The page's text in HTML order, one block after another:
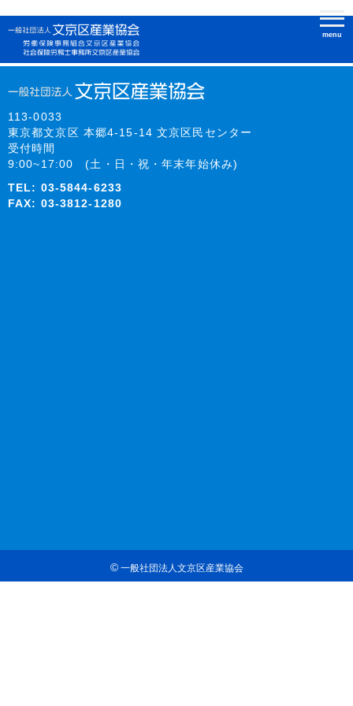
menu
新しいテキスト ドキュメント
113-0033
東京都文京区 本郷4-15-14 文京区民センター
受付時間
9:00~17:00 (土・日・祝・年末年始休み)
TEL: 03-5844-6233
FAX: 03-3812-1280
©一般社団法人文京区産業協会